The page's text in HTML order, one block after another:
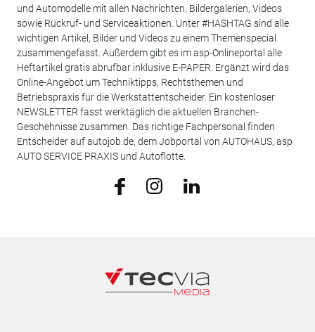
und Automodelle mit allen Nachrichten, Bildergalerien, Videos
sowie Rückruf- und Serviceaktionen. Unter #HASHTAG sind alle
wichtigen Artikel, Bilder und Videos zu einem Themenspecial
zusammengefasst. Außerdem gibt es im asp-Onlineportal alle
Heftartikel gratis abrufbar inklusive E-PAPER. Ergänzt wird das
Online-Angebot um Techniktipps, Rechtsthemen und
Betriebspraxis für die Werkstattentscheider. Ein kostenloser
NEWSLETTER fasst werktäglich die aktuellen Branchen-
Geschehnisse zusammen. Das richtige Fachpersonal finden
Entscheider auf autojob.de, dem Jobportal von AUTOHAUS, asp
AUTO SERVICE PRAXIS und Autoflotte.